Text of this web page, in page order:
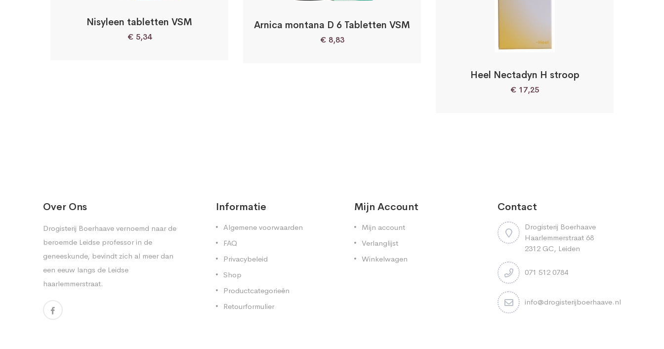
Nisyleen tabletten VSM
€ 5,34
Arnica montana D 6 Tabletten VSM
€ 8,83
Heel Nectadyn H stroop
€ 17,25
Over Ons
Drogisterij Boerhaave vernoemd naar de
beroemde Leidse professor in de
geneeskunde, bevindt zich al meer dan
een eeuw langs de Leidse
haarlemmerstraat.
Informatie
Algemene voorwaarden
FAQ
Privacybeleid
Shop
Productcategorieën
Retourformulier
Mijn Account
Mijn account
Verlanglijst
Winkelwagen
Contact
Drogisterij Boerhaave
Haarlemmerstraat 68
2312 GC, Leiden
071 512 0784
info@drogisterijboerhaave.nl